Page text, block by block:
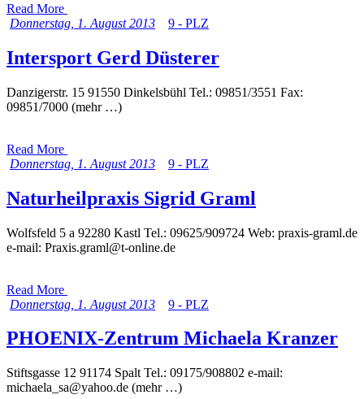
Read More
Donnerstag, 1. August 2013
9 - PLZ
Intersport Gerd Düsterer
Danzigerstr. 15 91550 Dinkelsbühl Tel.: 09851/3551 Fax:
09851/7000 (mehr …)
Read More
Donnerstag, 1. August 2013
9 - PLZ
Naturheilpraxis Sigrid Graml
Wolfsfeld 5 a 92280 Kastl Tel.: 09625/909724 Web: praxis-graml.de
e-mail: Praxis.graml@t-online.de
Read More
Donnerstag, 1. August 2013
9 - PLZ
PHOENIX-Zentrum Michaela Kranzer
Stiftsgasse 12 91174 Spalt Tel.: 09175/908802 e-mail:
michaela_sa@yahoo.de (mehr …)